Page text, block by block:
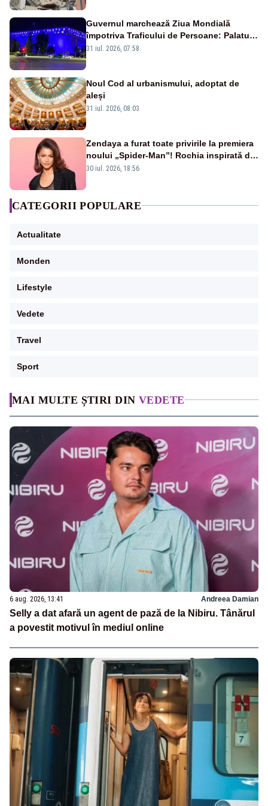
MAI MULTE ȘTIRI DIN VEDETE
6 aug. 2026, 13:41 Andreea Damian
Selly a dat afară un agent de pază de la Nibiru. Tânărul
a povestit motivul în mediul online
Guvernul marchează Ziua Mondială
împotriva Traficului de Persoane: Palatul
Victoria, iluminat în albastru
31 iul. 2026, 07:58
Noul Cod al urbanismului, adoptat de
aleși
31 iul. 2026, 08:03
Zendaya a furat toate privirile la premiera
noului „Spider-Man”! Rochia inspirată de
pânza de păianjen a făcut senzație
30 iul. 2026, 18:56
CATEGORII POPULARE
Actualitate
Monden
Lifestyle
Vedete
Travel
Sport